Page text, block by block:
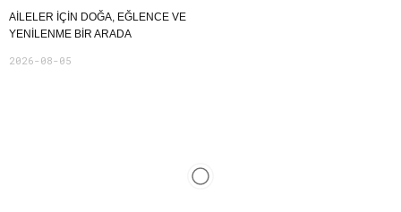
AILELER İÇIN DOĞA, EĞLENCE VE
YENILENME BIR ARADA
2026-08-05